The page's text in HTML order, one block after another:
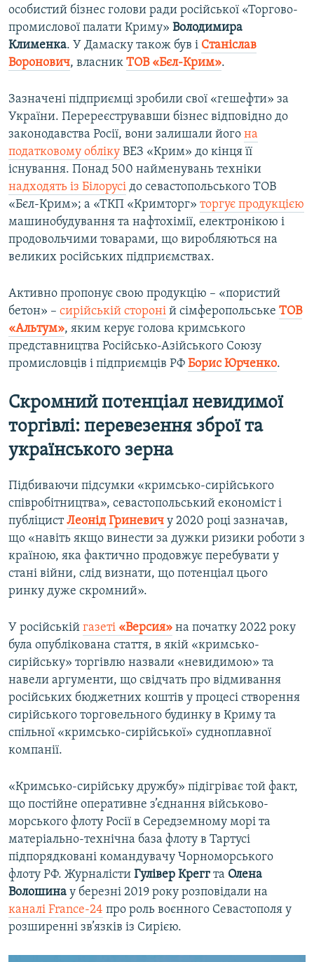
особистий бізнес голови ради російської «Торгово-
промислової палати Криму» Володимира
Клименка. У Дамаску також був і Станіслав
Воронович, власник ТОВ «Бєл-Крим».
Зазначені підприємці зробили свої «гешефти» за
України. Перереєструвавши бізнес відповідно до
законодавства Росії, вони залишали його на
податковому обліку ВЕЗ «Крим» до кінця її
існування. Понад 500 найменувань техніки
надходять із Білорусі до севастопольського ТОВ
«Бєл-Крим»; а «ТКП «Кримторг» торгує продукцією
машинобудування та нафтохімії, електронікою і
продовольчими товарами, що виробляються на
великих російських підприємствах.
Активно пропонує свою продукцію – «пористий
бетон» – сирійській стороні й сімферопольське ТОВ
«Альтум», яким керує голова кримського
представництва Російсько-Азійського Союзу
промисловців і підприємців РФ Борис Юрченко.
Скромний потенціал невидимої
торгівлі: перевезення зброї та
українського зерна
Підбиваючи підсумки «кримсько-сирійського
співробітництва», севастопольський економіст і
публіцистЛеонід Гриневич у 2020 році зазначав,
що «навіть якщо винести за дужки ризики роботи з
країною, яка фактично продовжує перебувати у
стані війни, слід визнати, що потенціал цього
ринку дуже скромний».
У російській газеті «Версия» на початку 2022 року
була опублікована стаття, в якій «кримсько-
сирійську» торгівлю назвали «невидимою» та
навели аргументи, що свідчать про відмивання
російських бюджетних коштів у процесі створення
сирійського торговельного будинку в Криму та
спільної «кримсько-сирійської» судноплавної
компанії.
«Кримсько-сирійську дружбу» підігріває той факт,
що постійне оперативне з’єднання військово-
морського флоту Росії в Середземному морі та
матеріально-технічна база флоту в Тартусі
підпорядковані командувачу Чорноморського
флоту РФ. Журналісти Гулівер Крегг та Олена
Волошина у березні 2019 року розповідали на
каналі France-24 про роль воєнного Севастополя у
розширенні зв’язків із Сирією.